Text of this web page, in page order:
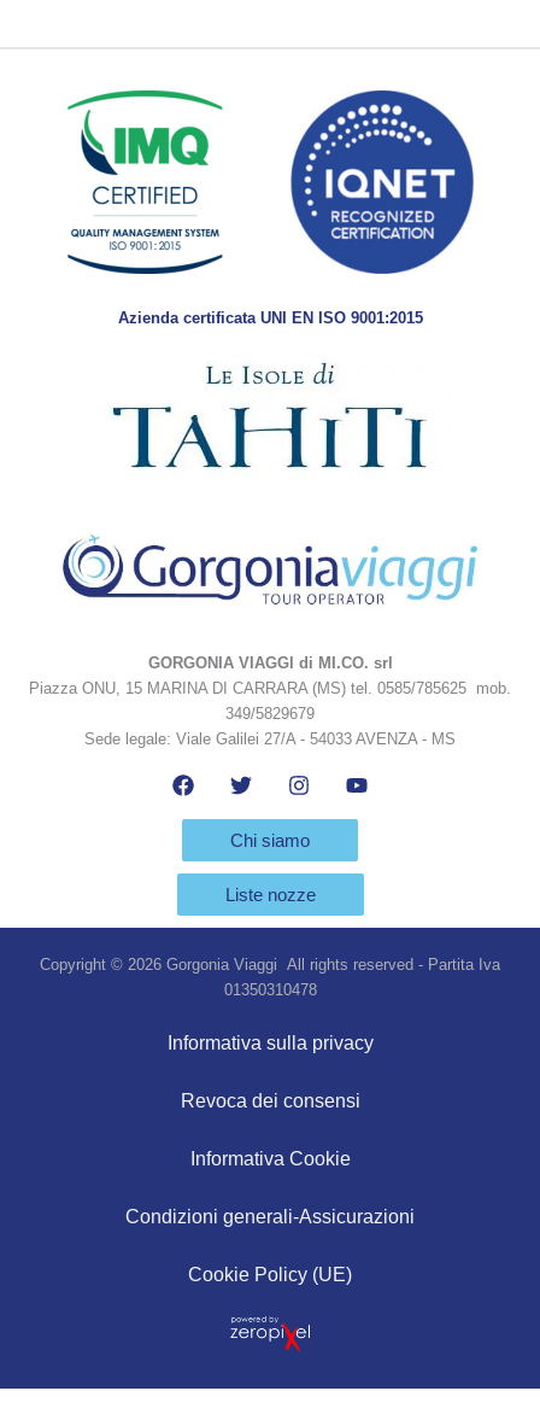
Azienda certificata UNI EN ISO 9001:2015
GORGONIA VIAGGI di MI.CO. srl
Piazza ONU, 15 MARINA DI CARRARA (MS) tel. 0585/785625 mob.
349/5829679
Sede legale: Viale Galilei 27/A - 54033 AVENZA - MS
Chi siamo
Liste nozze
Copyright © 2026 Gorgonia Viaggi All rights reserved - Partita Iva
01350310478
Informativa sulla privacy
Revoca dei consensi
Informativa Cookie
Condizioni generali-Assicurazioni
Cookie Policy (UE)